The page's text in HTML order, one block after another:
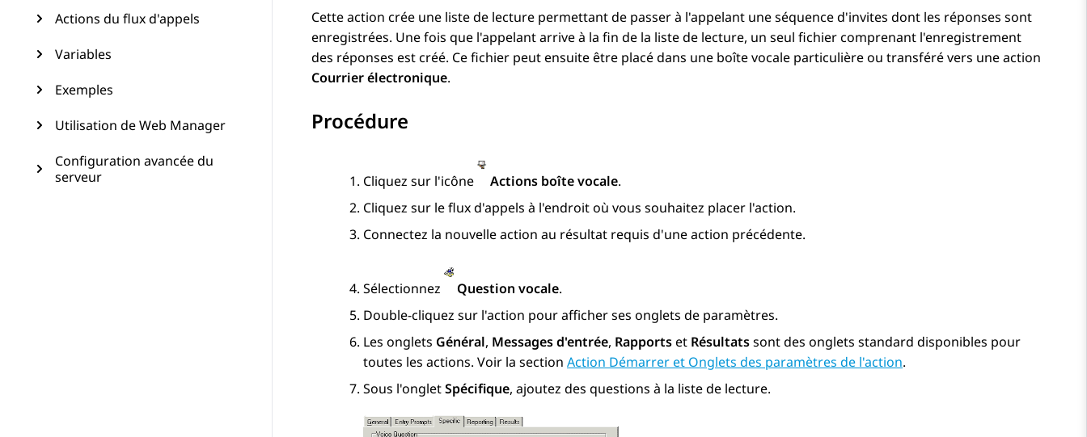
Actions du flux d'appels
Variables
Exemples
Utilisation de Web Manager
Configuration avancée du
serveur
Cette action crée une liste de lecture permettant de passer à l'appelant une séquence d'invites dont les réponses sont
enregistrées. Une fois que l'appelant arrive à la fin de la liste de lecture, un seul fichier comprenant l'enregistrement
des réponses est créé. Ce fichier peut ensuite être placé dans une boîte vocale particulière ou transféré vers une action
Courrier électronique.
Procédure
Cliquez sur l'icône Actions boîte vocale.
Cliquez sur le flux d'appels à l'endroit où vous souhaitez placer l'action.
Connectez la nouvelle action au résultat requis d'une action précédente.
Sélectionnez Question vocale.
Double-cliquez sur l'action pour afficher ses onglets de paramètres.
Les onglets Général, Messages d'entrée, Rapportset Résultatssont des onglets standard disponibles pour
toutes les actions. Voir la section Action Démarrer et Onglets des paramètres de l'action.
Sous l'ongletSpécifique, ajoutez des questions à la liste de lecture.